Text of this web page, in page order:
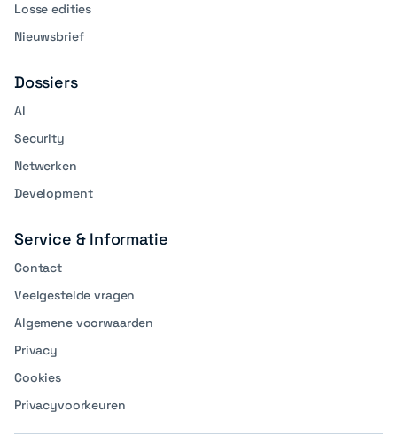
Losse edities
Nieuwsbrief
Dossiers
AI
Security
Netwerken
Development
Service & Informatie
Contact
Veelgestelde vragen
Algemene voorwaarden
Privacy
Cookies
Privacyvoorkeuren